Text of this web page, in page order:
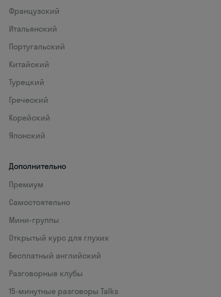
Французский
Итальянский
Португальский
Китайский
Турецкий
Греческий
Корейский
Японский
Дополнительно
Премиум
Самостоятельно
Мини-группы
Открытый курс для глухих
Бесплатный английский
Разговорные клубы
15‑минутные разговоры Talks